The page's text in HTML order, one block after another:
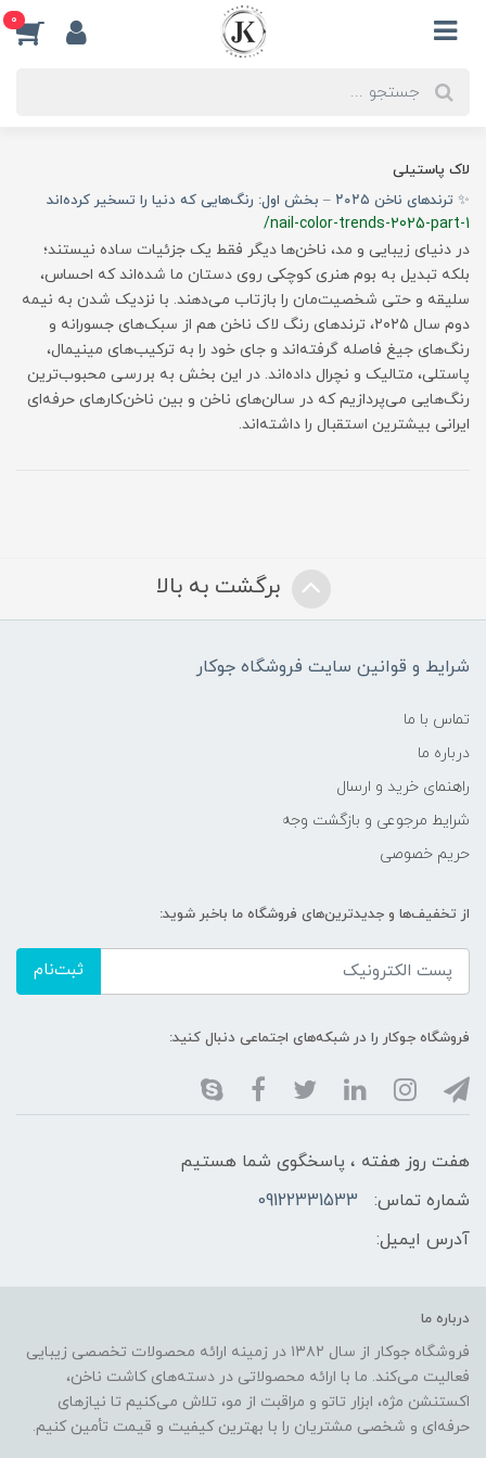
0
لاک پاستیلی
✨ ترندهای ناخن ۲۰۲۵ – بخش اول: رنگ‌هایی که دنیا را تسخیر کرده‌اند
/nail-color-trends-2025-part-1
در دنیای زیبایی و مد، ناخن‌ها دیگر فقط یک جزئیات ساده نیستند؛
بلکه تبدیل به بوم هنری کوچکی روی دستان ما شده‌اند که احساس،
سلیقه و حتی شخصیت‌مان را بازتاب می‌دهند. با نزدیک شدن به نیمه
دوم سال ۲۰۲۵، ترندهای رنگ لاک ناخن هم از سبک‌های جسورانه و
رنگ‌های جیغ فاصله گرفته‌اند و جای خود را به ترکیب‌های مینیمال،
پاستلی، متالیک و نچرال داده‌اند. در این بخش به بررسی محبوب‌ترین
رنگ‌هایی می‌پردازیم که در سالن‌های ناخن و بین ناخن‌کارهای حرفه‌ای
ایرانی بیشترین استقبال را داشته‌اند.
برگشت به بالا
شرایط و قوانین سایت فروشگاه جوکار
تماس با ما
درباره ما
راهنمای خرید و ارسال
شرایط مرجوعی و بازگشت وجه
حریم خصوصی
از تخفیف‌ها و جدیدترین‌های فروشگاه ما باخبر شوید:
ثبت‌نام
فروشگاه جوکار را در شبکه‌های اجتماعی دنبال کنید:
هفت روز هفته ، پاسخگوی شما هستیم
شماره تماس:
09122331533
آدرس ایمیل:
درباره ما
فروشگاه جوکار از سال ۱۳۸۲ در زمینه ارائه محصولات تخصصی زیبایی
فعالیت می‌کند. ما با ارائه محصولاتی در دسته‌های کاشت ناخن،
اکستنشن مژه، ابزار تاتو و مراقبت از مو، تلاش می‌کنیم تا نیازهای
حرفه‌ای و شخصی مشتریان را با بهترین کیفیت و قیمت تأمین کنیم.